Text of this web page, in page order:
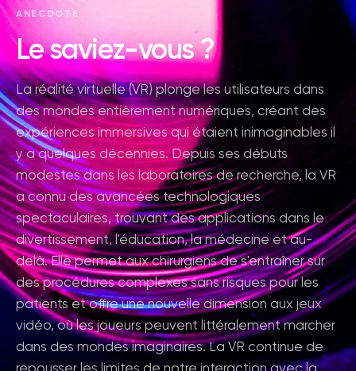
ANECDOTE
Le saviez-vous ?
La réalité virtuelle (VR) plonge les utilisateurs dans
des mondes entièrement numériques, créant des
expériences immersives qui étaient inimaginables il
y a quelques décennies. Depuis ses débuts
modestes dans les laboratoires de recherche, la VR
a connu des avancées technologiques
spectaculaires, trouvant des applications dans le
divertissement, l'éducation, la médecine et au-
delà. Elle permet aux chirurgiens de s'entraîner sur
des procédures complexes sans risques pour les
patients et offre une nouvelle dimension aux jeux
vidéo, où les joueurs peuvent littéralement marcher
dans des mondes imaginaires. La VR continue de